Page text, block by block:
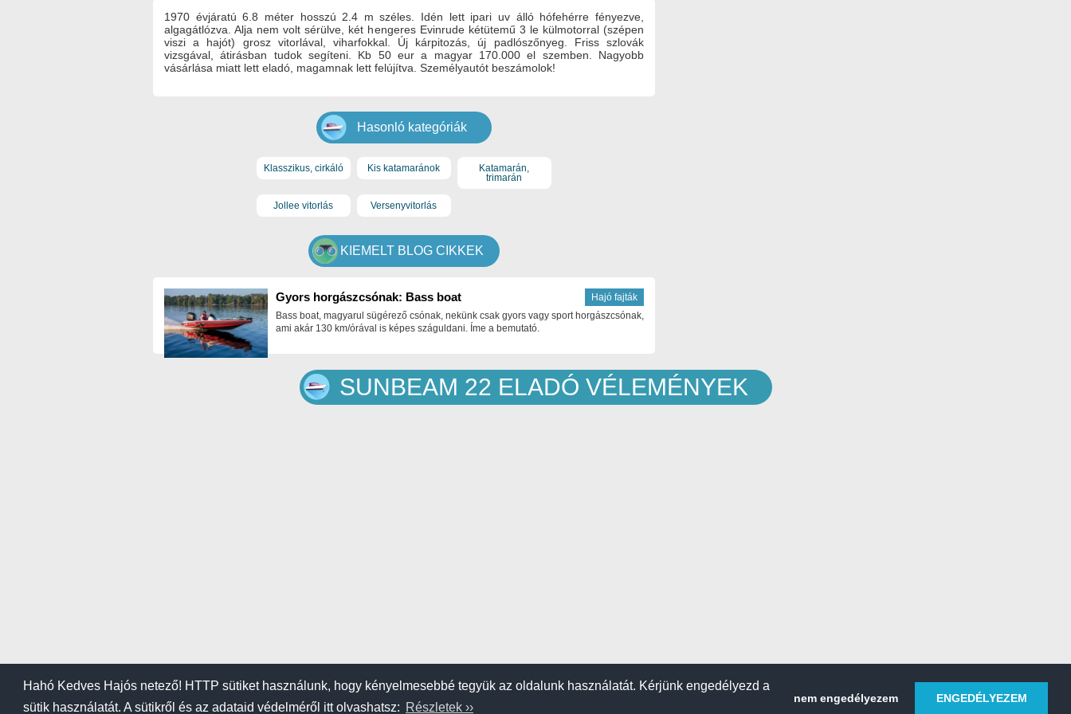
Hahó Kedves Hajós netező! HTTP sütiket használunk, hogy kényelmesebbé tegyük az oldalunk használatát. Kérjünk engedélyezd a
sütik használatát. A sütikről és az adataid védelméről itt olvashatsz: Részletek ››
nem engedélyezem ENGEDÉLYEZEM
1970 évjáratú 6.8 méter hosszú 2.4 m széles. Idén lett ipari uv álló hófehérre fényezve,
algagátlózva. Alja nem volt sérülve, két hengeres Evinrude kétütemű 3 le külmotorral (szépen
viszi a hajót) grosz vitorlával, viharfokkal. Új kárpitozás, új padlószőnyeg. Friss szlovák
vizsgával, átirásban tudok segíteni. Kb 50 eur a magyar 170.000 el szemben. Nagyobb
vásárlása miatt lett eladó, magamnak lett felújítva. Személyautót beszámolok!
Hasonló kategóriák
Klasszikus, cirkáló Kis katamaránok
Katamarán,
trimarán
Jollee vitorlás Versenyvitorlás
KIEMELT BLOG CIKKEK
Hajó fajták
Gyors horgászcsónak: Bass boat
Bass boat, magyarul sügérező csónak, nekünk csak gyors vagy sport horgászcsónak,
ami akár 130 km/órával is képes száguldani. Íme a bemutató.
SUNBEAM 22 ELADÓ VÉLEMÉNYEK